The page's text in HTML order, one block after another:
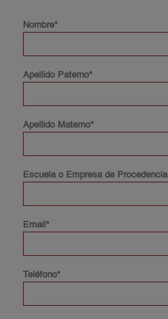
Nombre*
Apellido Paterno*
Apellido Materno*
Escuela o Empresa de Procedencia
Email*
Teléfono*